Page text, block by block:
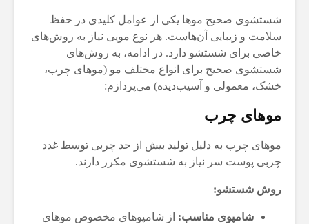
شستشوی صحیح موها یکی از عوامل کلیدی در حفظ
سلامت و زیبایی آن‌هاست. هر نوع مویی نیاز به روش‌های
خاصی برای شستشو دارد. در ادامه، به روش‌های
شستشوی صحیح برای انواع مختلف مو (موهای چرب،
خشک، معمولی و آسیب‌دیده) می‌پردازم:
موهای چرب
موهای چرب به دلیل تولید بیش از حد چربی توسط غدد
چربی پوست سر نیاز به شستشوی مکرر دارند.
روش شستشو:
شامپوی مناسب: از شامپوهای مخصوص موهای